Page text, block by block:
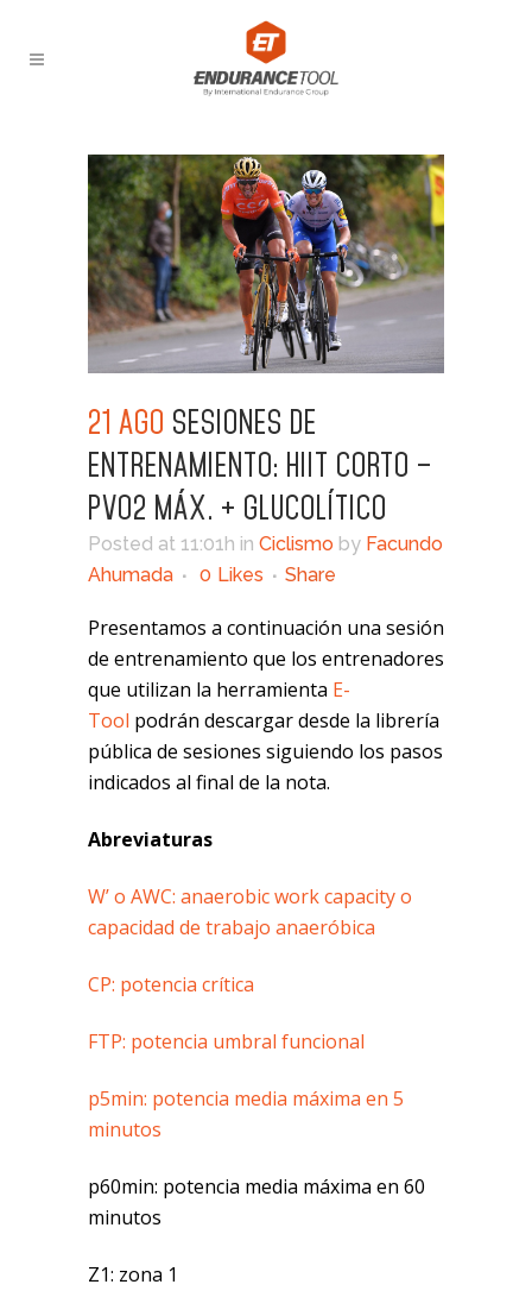
21 AGO SESIONES DE
ENTRENAMIENTO: HIIT CORTO –
PVO2 MÁX. + GLUCOLÍTICO
Posted at 11:01h in Ciclismo by Facundo
Ahumada
0 Likes Share
Presentamos a continuación una sesión
de entrenamiento que los entrenadores
que utilizan la herramienta E-
Tool podrán descargar desde la librería
pública de sesiones siguiendo los pasos
indicados al final de la nota.
Abreviaturas
W’ o AWC: anaerobic work capacity o
capacidad de trabajo anaeróbica
CP: potencia crítica
FTP: potencia umbral funcional
p5min: potencia media máxima en 5
minutos
p60min: potencia media máxima en 60
minutos
Z1: zona 1